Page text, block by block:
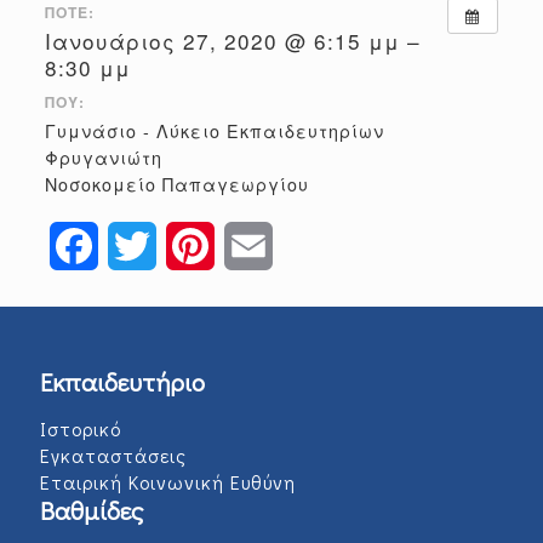
ΠΌΤΕ:
Ιανουάριος 27, 2020 @ 6:15 μμ –
8:30 μμ
ΠΟΎ:
Γυμνάσιο - Λύκειο Εκπαιδευτηρίων
Φρυγανιώτη
Νοσοκομείο Παπαγεωργίου
FacebookTwitter Pinterest
Εκπαιδευτήριο
Ιστορικό
Εγκαταστάσεις
Εταιρική Κοινωνική Ευθύνη
Βαθμίδες